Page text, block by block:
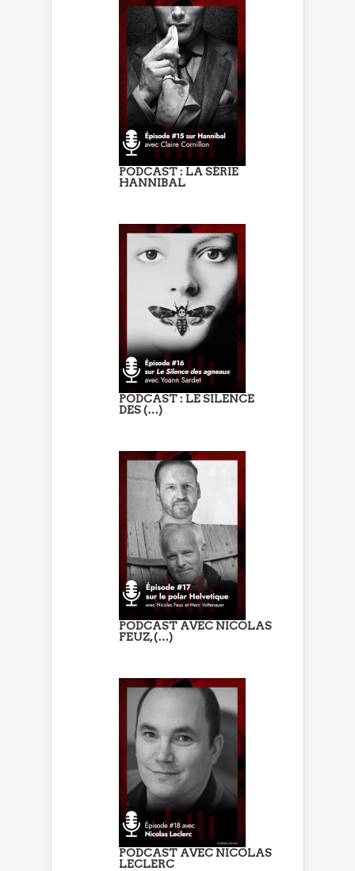
PODCAST : LA SÉRIE
HANNIBAL
PODCAST : LE SILENCE
DES (…)
PODCAST AVEC NICOLAS
FEUZ, (…)
PODCAST AVEC NICOLAS
LECLERC